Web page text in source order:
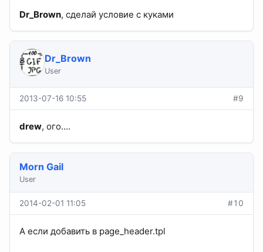
Dr_Brown, сделай условие с куками
Dr_Brown
User
2013-07-16 10:55 #9
drew, ого....
Morn Gail
User
2014-02-01 11:05 #10
А если добавить в page_header.tpl